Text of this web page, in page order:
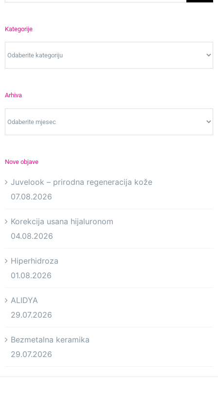
Kategorije
Arhiva
Nove objave
Juvelook – prirodna regeneracija kože
07.08.2026
Korekcija usana hijaluronom
04.08.2026
Hiperhidroza
01.08.2026
ALIDYA
29.07.2026
Bezmetalna keramika
29.07.2026